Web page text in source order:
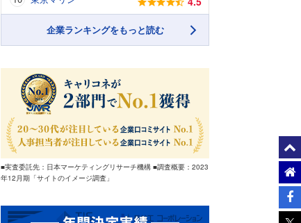
企業ランキングをもっと読む
■実査委託先：日本マーケティングリサーチ機構 ■調査概要：2023
年12月期「サイトのイメージ調査」